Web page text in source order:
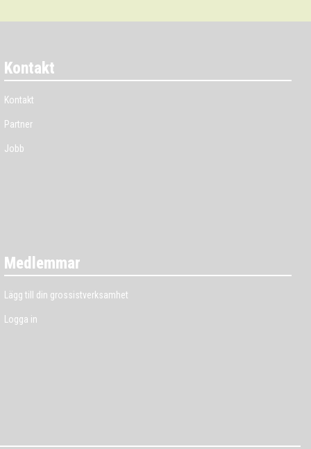
Kontakt
Kontakt
Partner
Jobb
Medlemmar
Lägg till din grossistverksamhet
Logga in